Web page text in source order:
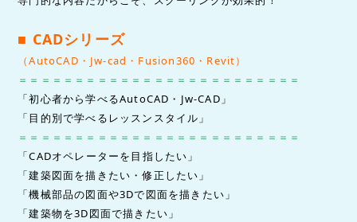
■ CADシリーズ
（AutoCAD・Jw-cad・Fusion360・Revit）
＝＝＝＝＝＝＝＝＝＝＝＝＝＝＝＝＝＝＝＝＝＝＝＝＝
「初心者から学べるAutoCAD・Jw-CAD」
「目的別で学べるレッスンスタイル」
＝＝＝＝＝＝＝＝＝＝＝＝＝＝＝＝＝＝＝＝＝＝＝＝＝
「CADオペレーターを目指したい」
「建築図面を描きたい・修正したい」
「機械部品の図面や3Dで図面を描きたい」
「建築物を3D図面で描きたい」